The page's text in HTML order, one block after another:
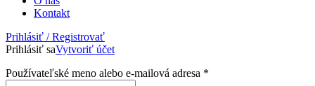
Kontakt
Prihlásiť / Registrovať
Prihlásiť saVytvoriť účet
Používateľské meno alebo e-mailová adresa *